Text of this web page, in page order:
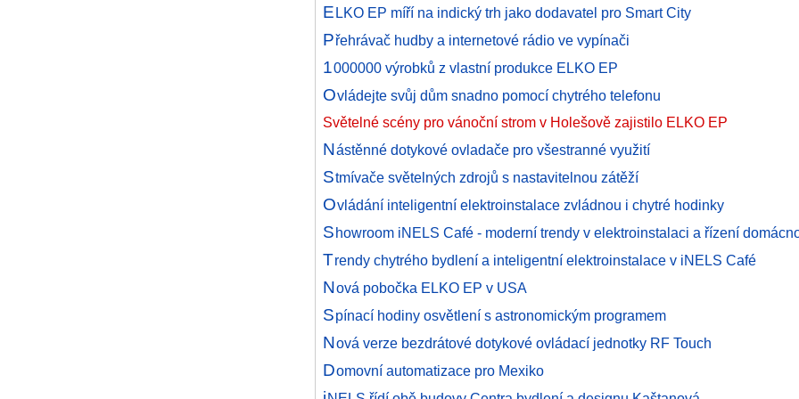
ELKO EP míří na indický trh jako dodavatel pro Smart City
Přehrávač hudby a internetové rádio ve vypínači
1000000 výrobků z vlastní produkce ELKO EP
Ovládejte svůj dům snadno pomocí chytrého telefonu
Světelné scény pro vánoční strom v Holešově zajistilo ELKO EP
Nástěnné dotykové ovladače pro všestranné využití
Stmívače světelných zdrojů s nastavitelnou zátěží
Ovládání inteligentní elektroinstalace zvládnou i chytré hodinky
Showroom iNELS Café - moderní trendy v elektroinstalaci a řízení
Trendy chytrého bydlení a inteligentní elektroinstalace v iNELS Café
Nová pobočka ELKO EP v USA
Spínací hodiny osvětlení s astronomickým programem
Nová verze bezdrátové dotykové ovládací jednotky RF Touch
Domovní automatizace pro Mexiko